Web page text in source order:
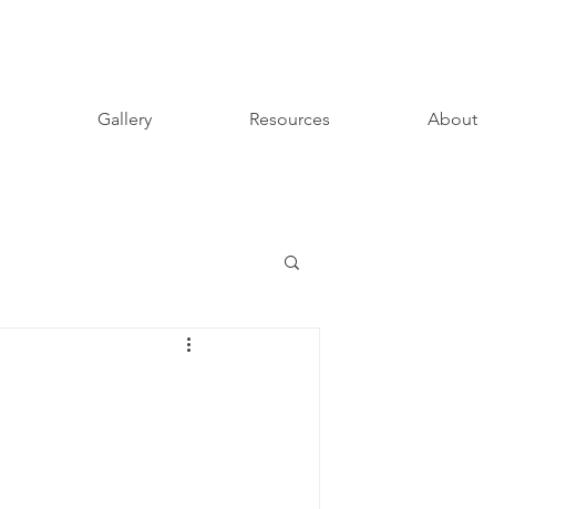
Gallery Resources About